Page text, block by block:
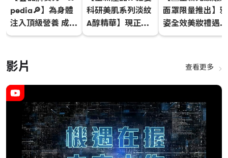
pedia🔎】為身體
注入頂級營養 成就
更好的自己！💯
科研美肌系列淡紋
A醇精華】現正配
售中
面罩限量推出】雅
姿全效美妝禮遇新
增禮品選項🎁
影片 查看更多